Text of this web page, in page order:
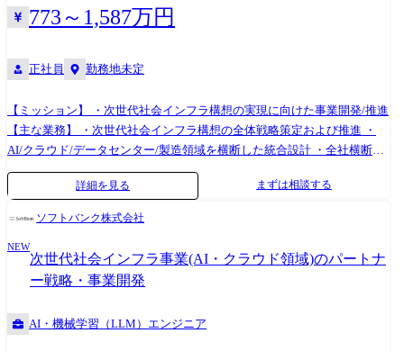
が自分の業務をAIと共に再発明できる環境を実現したいと考えていま
す。 ●業務内容詳細 CAIO組織直下の「AI Platform Engineering」チームに
ロー基盤（n8n）の運用・提供・Enterprise化：セルフホスト環境の構
基盤」の設計・開発 : BigQuery、Vector DB等を活用し、社内ドキュメン
トやデータをRAG / MCP経由でAIに提供するパイプラインの構築 ガバナ
ンス・セキュリティ・コスト ・社内データへのアクセス権限管理（認
（Cursor, Devin, Gemini App等）を安全に利用するための技術的ガードレ
的な持続可能性を意識したコスト最適化の実現 Enabling・横展開 ・各部
門のヒアリングを通じた業務プロセスの可視化、ドメイン知識の言語
化、およびプロンプト・ワークフロー・Agent Skills・A2Aへの落とし込
み ・AI活用のショーケース案件のリード（ユースケース選定、要件定
内メンバー向けハンズオン、勉強会、ドキュメント・教材整備を通じた
773～1,587万円
正社員 勤務地未定
【ミッション】 ・次世代社会インフラ構想の実現に向けた事業開発/推進
【主な業務】 ・次世代社会インフラ構想の全体戦略策定および推進 ・
AI/クラウド/データセンター/製造領域を横断した統合設計 ・全社横断プ
ロジェクトの推進 【具体的な業務】 以下の業務を主導する立場で担当い
ただきます。 ・次世代社会インフラに関する事業戦略の策定 ・AI/クラ
※全ての募集における雇い入れ後の、従事すべき業務・就業場所の変更
の範囲については下記の通りとします。 ●業務の変更の範囲:会社内での
すべての業務
詳細を見る まずは相談する
ソフトバンク株式会社
NEW
次世代社会インフラ事業(AI・クラウド領域)のパートナ
ー戦略・事業開発
AI・機械学習（LLM）エンジニア